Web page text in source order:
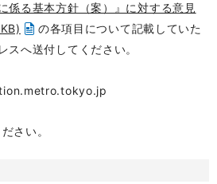
係る基本方針（案）』に対する意見
の各項目について記載していた
スへ送付してください。
さい。